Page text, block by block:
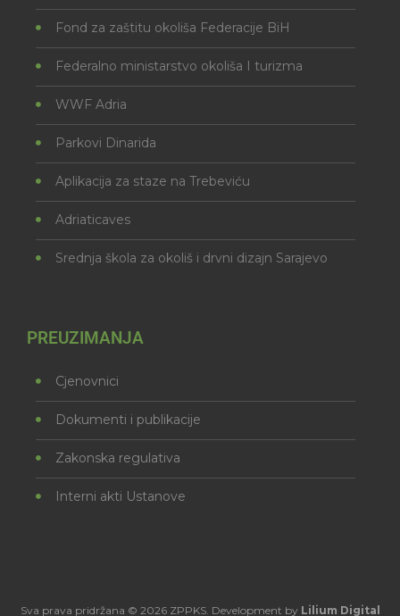
Fond za zaštitu okoliša Federacije BiH
Federalno ministarstvo okoliša I turizma
WWF Adria
Parkovi Dinarida
Aplikacija za staze na Trebeviću
Adriaticaves
Srednja škola za okoliš i drvni dizajn Sarajevo
PREUZIMANJA
Cjenovnici
Dokumenti i publikacije
Zakonska regulativa
Interni akti Ustanove
Sva prava pridržana © 2026 ZPPKS. Development byLilium Digital